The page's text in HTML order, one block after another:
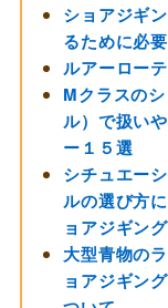
ショアジギ
るために必
ルアーロー
Mクラスの
ル）で扱い
ー１５選
シチュエー
ルの選び方
ョアジギン
大型青物の
ョアジギン